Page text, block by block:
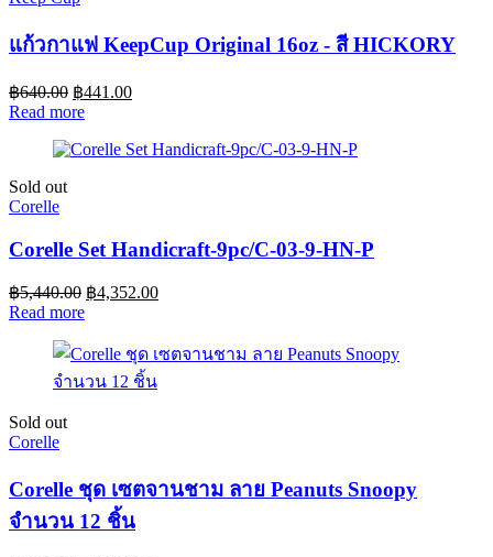
แก้วกาแฟ KeepCup Original 16oz - สี HICKORY
฿640.00 ฿441.00
Read more
Sold out
Corelle
Corelle Set Handicraft-9pc/C-03-9-HN-P
฿5,440.00 ฿4,352.00
Read more
Sold out
Corelle
Corelle ชุด เซตจานชาม ลาย Peanuts Snoopy
จำนวน 12 ชิ้น